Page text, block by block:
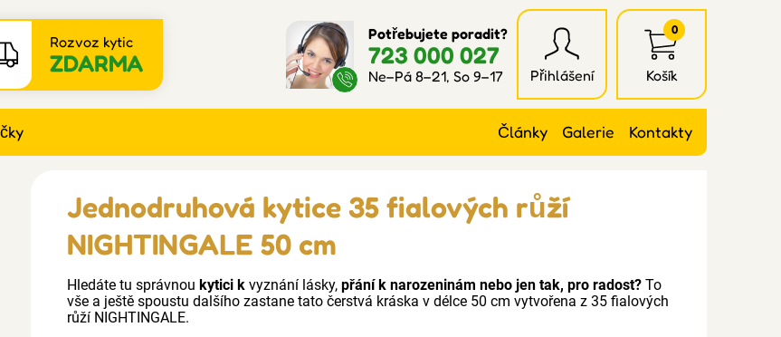
Rozvoz kytic
ZDARMA
Potřebujete poradit?
723 000 027
Ne–Pá 8–21, So 9–17 Přihlášení
0
Košík
Články Galerie Kontakty
Jednodruhová kytice 35 fialových růží
NIGHTINGALE 50 cm
Hledáte tu správnoukytici k vyznání lásky,přání k narozeninám nebo jen tak, pro radost? To
vše a ještě spoustu dalšího zastane tato čerstvá kráska v délce 50 cm vytvořena z 35 fialových
růží NIGHTINGALE.